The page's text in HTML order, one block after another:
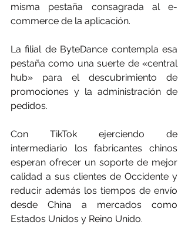
misma pestaña consagrada al e-
commerce de la aplicación.
La filial de ByteDance contempla esa
pestaña como una suerte de «central
hub» para el descubrimiento de
promociones y la administración de
pedidos.
Con TikTok ejerciendo de
intermediario los fabricantes chinos
esperan ofrecer un soporte de mejor
calidad a sus clientes de Occidente y
reducir además los tiempos de envío
desde China a mercados como
Estados Unidos y Reino Unido.